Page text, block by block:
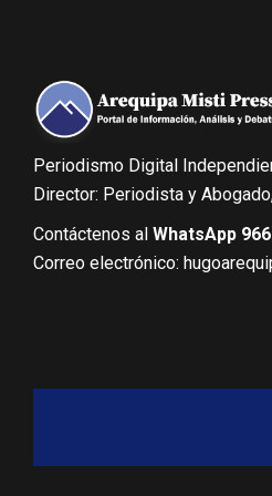
Periodismo Digital
Director: Periodista y
Contáctenos al WhatsApp
Correo electrónico: